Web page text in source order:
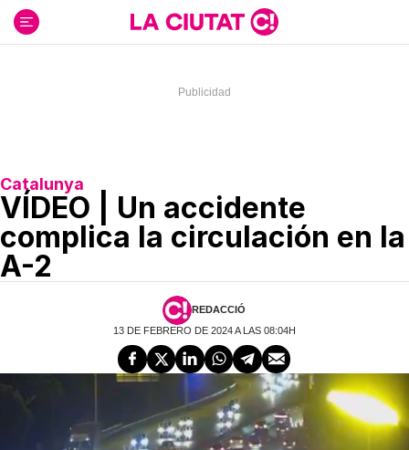
contenido
Catalunya
VÍDEO | Un accidente
complica la circulación en la
A-2
REDACCIÓ
13 DE FEBRERO DE 2024 A LAS 08:04H